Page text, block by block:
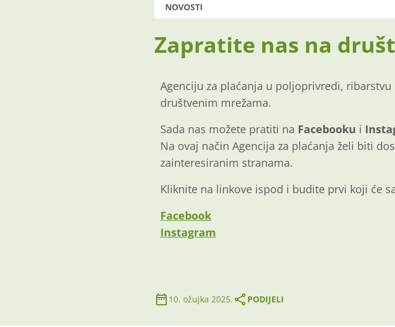
NOVOSTI
Zapratite nas na
Agenciju za plaćanja u poljoprivredi,
društvenim mrežama.
Sada nas možete pratiti na Facebooku i
Na ovaj način Agencija za plaćanja želi biti
zainteresiranim stranama.
Kliknite na linkove ispod i budite prvi koji će
Facebook
Instagram
10. ožujka 2025. PODIJELI